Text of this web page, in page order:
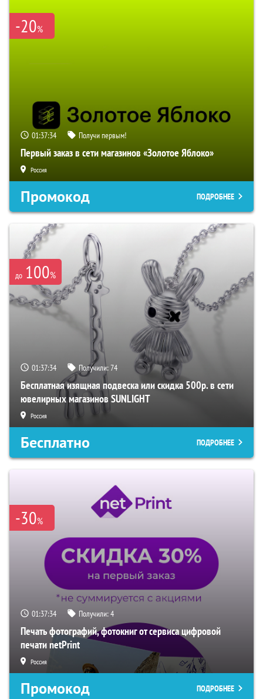
-20%
01:37:33 Получи первым!
Первый заказ в сети магазинов «Золотое Яблоко»
Россия
Промокод ПОДРОБНЕЕ
до 100%
01:37:33 Получили:74
Бесплатная изящная подвеска или скидка 500р. в сети
ювелирных магазинов SUNLIGHT
Россия
Бесплатно ПОДРОБНЕЕ
-30%
01:37:33 Получили:4
Печать фотографий, фотокниг от сервиса цифровой
печати netPrint
Россия
Промокод ПОДРОБНЕЕ